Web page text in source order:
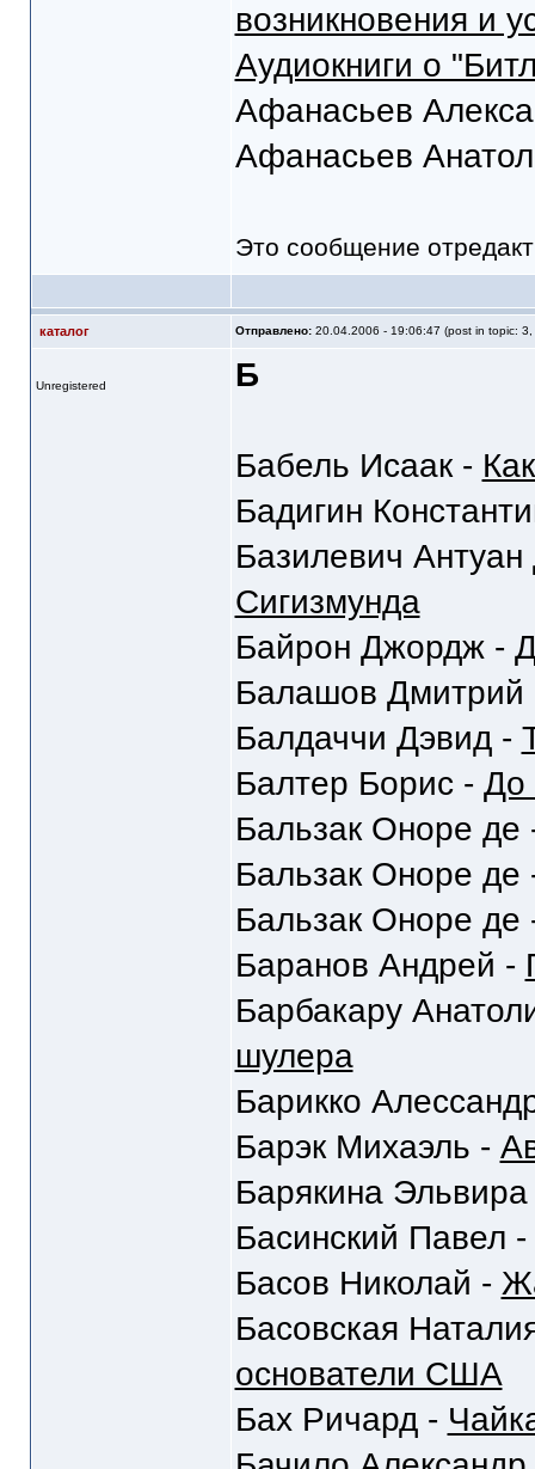
возникновения и
Аудиокниги о
Афанасьев
Афанасьев
Это сообщение
каталог Отправлено: 20.04.2006 - 19:06:47 (post in topic: 3,
Unregistered Б
Бабель Исаак -
Бадигин
Базилевич
Сигизмунда
Байрон Джордж -
Балашов
Балдаччи Дэвид -
Балтер Борис - До
Бальзак Оноре
Бальзак Оноре
Бальзак Оноре
Баранов Андрей -
Барбакару
шулера
Барикко
Барэк Михаэль -
Барякина
Басинский Павел -
Басов Николай -
Басовская
основатели США
Бах Ричард -